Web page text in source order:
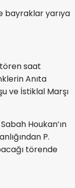
bayraklar yarıya
tören saat
Anıta
ve İstiklal Marşı
Houkan’ın
P.
törende